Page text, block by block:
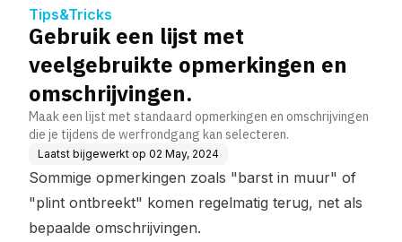
Tips&Tricks
Gebruik een lijst met
veelgebruikte opmerkingen en
omschrijvingen.
Maak een lijst met standaard opmerkingen en omschrijvingen
die je tijdens de werfrondgang kan selecteren.
Laatst bijgewerkt op 02 May, 2024
Sommige opmerkingen zoals "barst in muur" of
"plint ontbreekt" komen regelmatig terug, net als
bepaalde omschrijvingen.